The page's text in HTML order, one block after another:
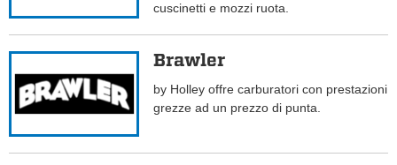
cuscinetti e mozzi ruota.
Brawler
by Holley offre carburatori con prestazioni
grezze ad un prezzo di punta.